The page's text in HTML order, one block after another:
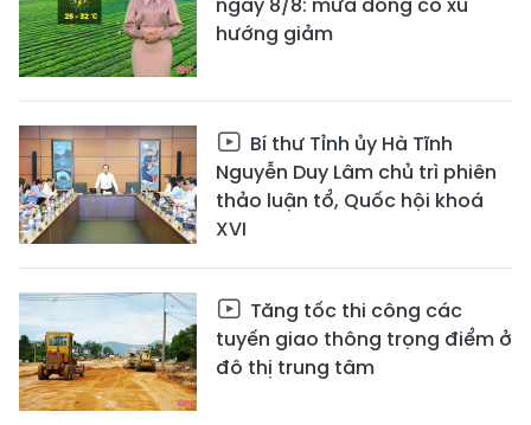
hướng giảm
Bí thư Tỉnh ủy Hà Tĩnh
Nguyễn Duy Lâm chủ trì phiên
thảo luận tổ, Quốc hội khoá
XVI
Tăng tốc thi công các
tuyến giao thông trọng điểm ở
đô thị trung tâm